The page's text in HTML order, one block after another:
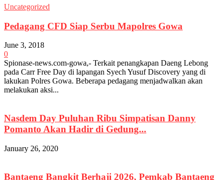
Uncategorized
Pedagang CFD Siap Serbu Mapolres Gowa
June 3, 2018
0
Spionase-news.com-gowa,- Terkait penangkapan Daeng Lebong
pada Carr Free Day di lapangan Syech Yusuf Discovery yang di
lakukan Polres Gowa. Beberapa pedagang menjadwalkan akan
melakukan aksi...
Nasdem Day Puluhan Ribu Simpatisan Danny
Pomanto Akan Hadir di Gedung...
January 26, 2020
Bantaeng Bangkit Berhaji 2026, Pemkab Bantaeng